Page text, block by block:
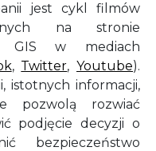
jest cykl filmów
na stronie
GIS w mediach
, Twitter,Youtube).
istotnych informacji,
pozwolą rozwiać
podjęcie decyzji o
bezpieczeństwo